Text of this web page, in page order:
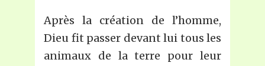
Après la création de l’homme,
Dieu fit passer devant lui tous les
animaux de la terre pour leur